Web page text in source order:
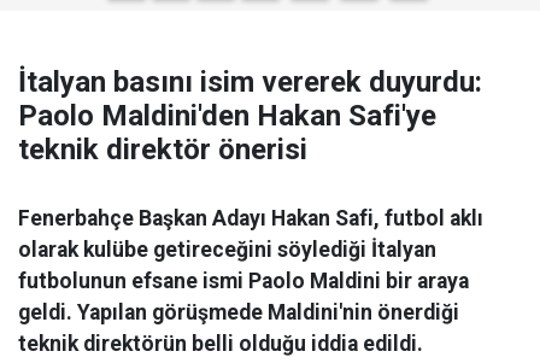
İtalyan basını isim vererek duyurdu:
Paolo Maldini'den Hakan Safi'ye
teknik direktör önerisi
Fenerbahçe Başkan Adayı Hakan Safi, futbol aklı
olarak kulübe getireceğini söylediği İtalyan
futbolunun efsane ismi Paolo Maldini bir araya
geldi. Yapılan görüşmede Maldini'nin önerdiği
teknik direktörün belli olduğu iddia edildi.